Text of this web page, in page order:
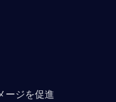
ージを促進